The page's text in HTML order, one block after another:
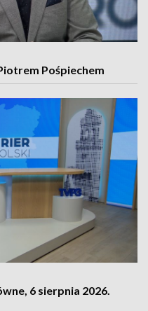
Pośpiechem
6 sierpnia 2026.